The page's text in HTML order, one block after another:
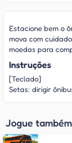
Estacione bem o
mova com
moedas para
Instruções
[Teclado]
Setas: dirigir
Jogue também